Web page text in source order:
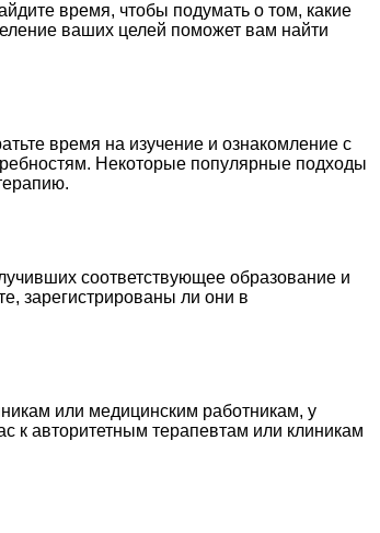
время, чтобы подумать о том, какие
ваших целей поможет вам найти
время на изучение и ознакомление с
Некоторые популярные подходы
соответствующее образование и
зарегистрированы ли они в
или медицинским работникам, у
к авторитетным терапевтам или клиникам